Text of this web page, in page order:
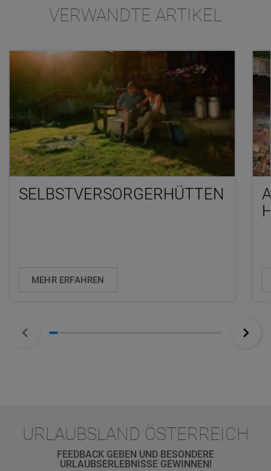
VERWANDTE ARTIKEL
SELBSTVERSORGERHÜTTEN
MEHR ERFAHREN
URLAUBSLAND ÖSTERREICH
FEEDBACK GEBEN UND BESONDERE
URLAUBSERLEBNISSE GEWINNEN!